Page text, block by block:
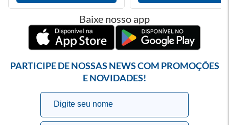
Baixe nosso app
PARTICIPE DE NOSSAS NEWS COM PROMOÇÕES
E NOVIDADES!